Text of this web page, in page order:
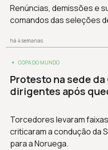
Renúncias, demissões e
comandos das seleções
há 4 semanas
COPA DO MUNDO
Protesto na sede
dirigentes após
Torcedores levaram
criticaram a condução da
para a Noruega.